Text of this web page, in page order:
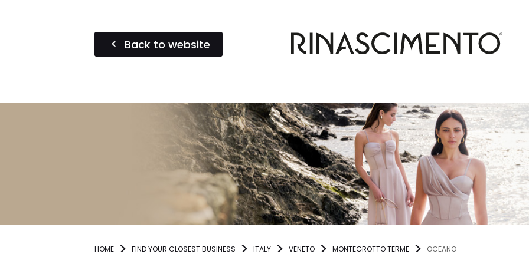
Back to website
HOME FIND YOUR CLOSEST BUSINESS ITALY VENETO MONTEGROTTO TERME OCEANO